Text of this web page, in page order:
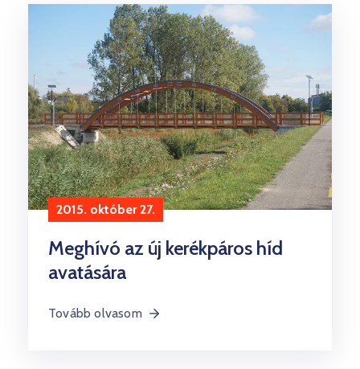
2015. október 27.
Meghívó az új kerékpáros híd
avatására
Tovább olvasom